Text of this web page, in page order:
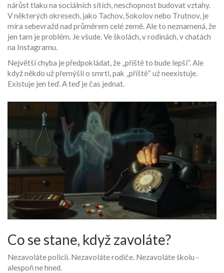
nárůst tlaku na sociálních sítích, neschopnost budovat vztahy.
V některých okresech, jako Tachov, Sokolov nebo Trutnov, je
míra sebevražd nad průměrem celé země. Ale to neznamená, že
jen tam je problém. Je všude. Ve školách, v rodinách, v chatách
na Instagramu.
Největší chyba je předpokládat, že „příště to bude lepší“. Ale
když někdo už přemýšlí o smrti, pak „příště“ už neexistuje.
Existuje jen teď. A teď je čas jednat.
Co se stane, když zavoláte?
Nezavoláte policii. Nezavoláte rodiče. Nezavoláte školu -
alespoň ne hned.